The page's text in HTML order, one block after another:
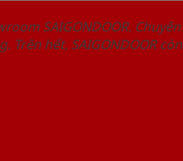
SAIGONDOOR. Chuyên
hết, SAIGONDOOR còn